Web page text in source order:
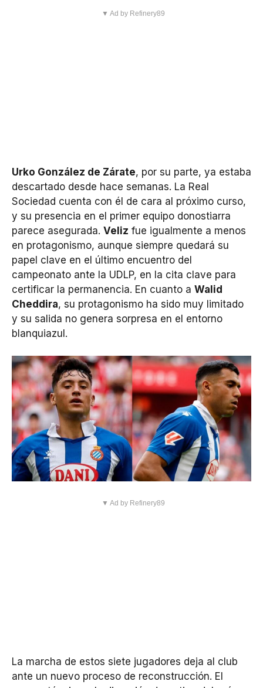
▼ Ad by Refinery89
Urko González de Zárate, por su parte, ya estaba
descartado desde hace semanas. La Real
Sociedad cuenta con él de cara al próximo curso,
y su presencia en el primer equipo donostiarra
parece asegurada. Veliz fue igualmente a menos
en protagonismo, aunque siempre quedará su
papel clave en el último encuentro del
campeonato ante la UDLP, en la cita clave para
certificar la permanencia. En cuanto a Walid
Cheddira, su protagonismo ha sido muy limitado
y su salida no genera sorpresa en el entorno
blanquiazul.
▼ Ad by Refinery89
La marcha de estos siete jugadores deja al club
ante un nuevo proceso de reconstrucción. El